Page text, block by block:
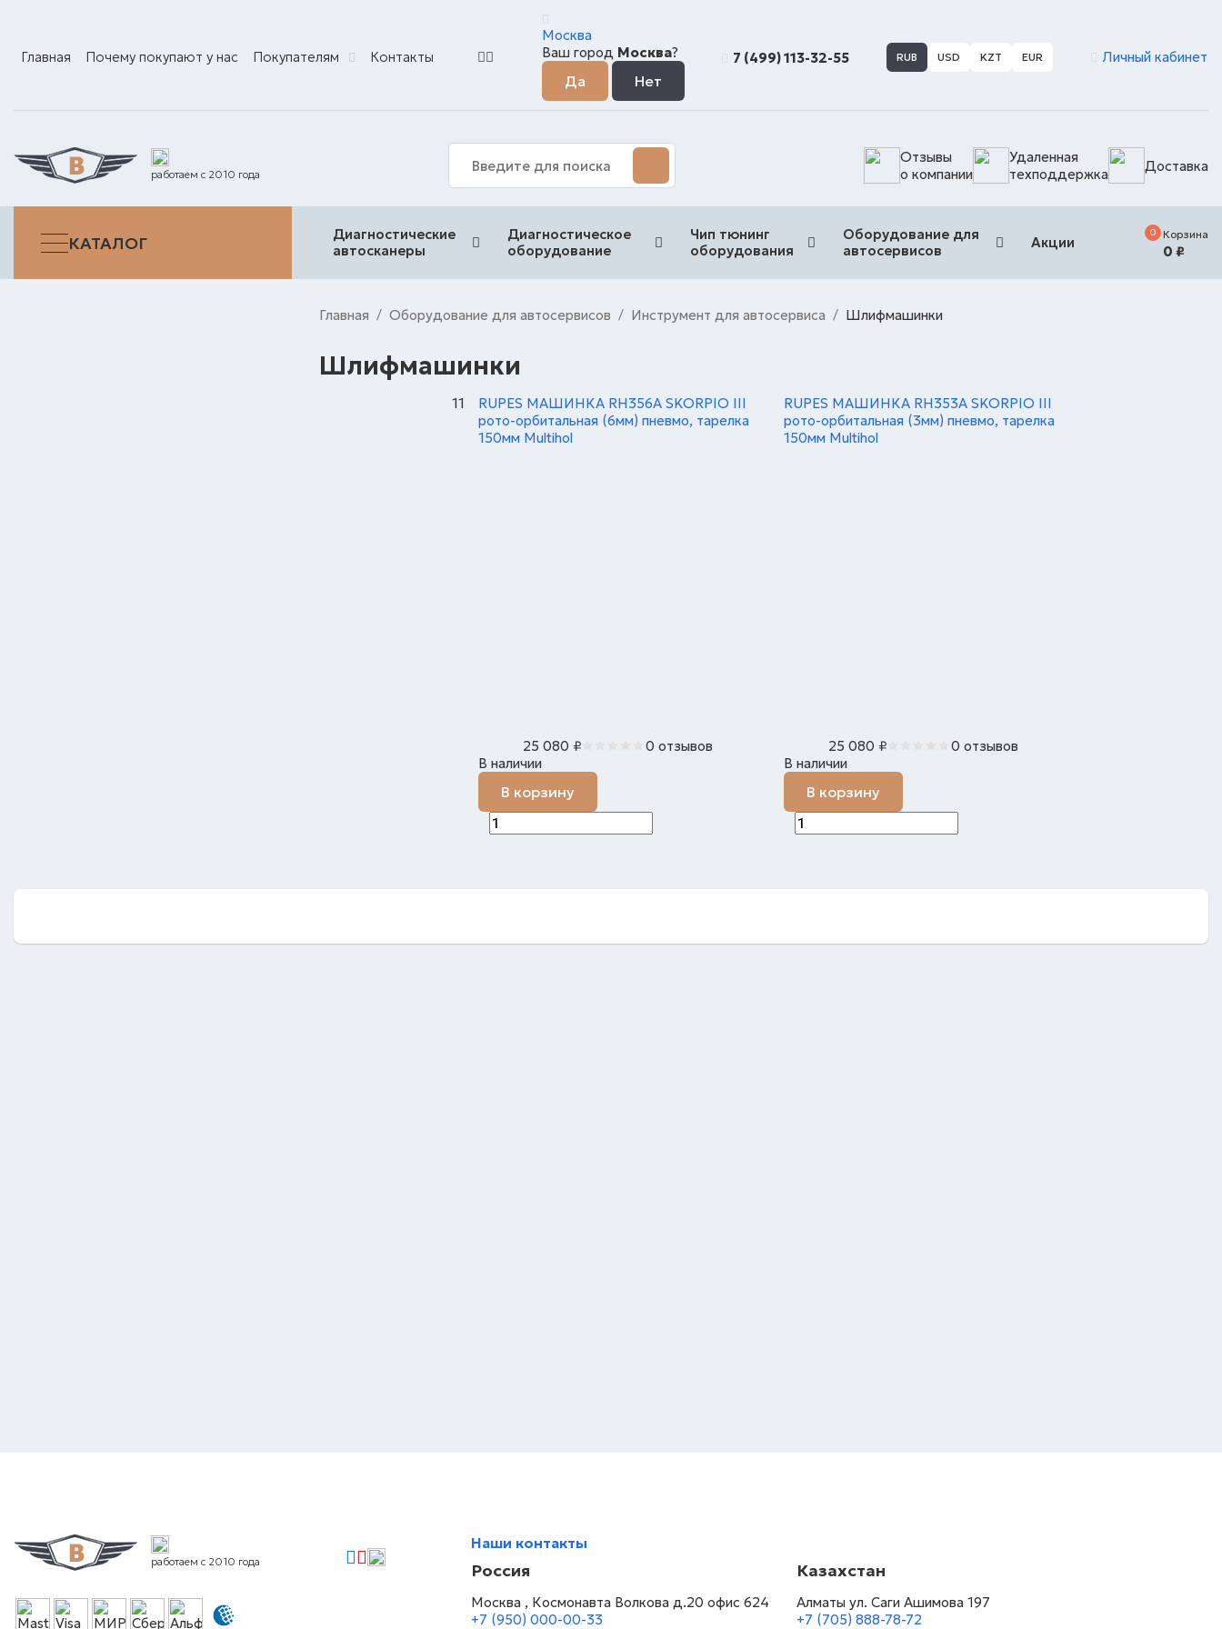
Главная Почему покупают у нас Покупателям Контакты
Москва
Ваш город Москва? 7 (499) 113-32-55 RUB USD KZT EUR Личный кабинет
работаем с 2010 года
Отзывы
о компании
Удаленная
техподдержка
Доставка
КАТАЛОГ
Диагностические
автосканеры
Диагностическое
оборудование
Чип тюнинг
оборудования
Оборудование для
автосервисов
Акции
0 Корзина
0 ₽
Главная / Оборудование для автосервисов / Инструмент для автосервиса / Шлифмашинки
Шлифмашинки
11
RUPES МАШИНКА RH356A SKORPIO III
рото-орбитальная (6мм) пневмо, тарелка
150мм Multihol
25 080 ₽
0 отзывов
В наличии
В корзину
RUPES МАШИНКА RH353A SKORPIO III
рото-орбитальная (3мм) пневмо, тарелка
150мм Multihol
25 080 ₽
0 отзывов
В наличии
В корзину
работаем с 2010 года
Наши контакты
Россия
Москва , Космонавта Волкова д.20 офис 624
+7 (950) 000-00-33
Казахстан
Алматы ул. Саги Ашимова 197
+7 (705) 888-78-72